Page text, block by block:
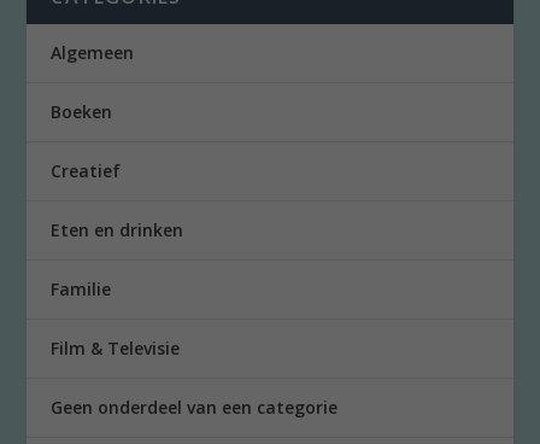
Algemeen
Boeken
Creatief
Eten en drinken
Familie
Film & Televisie
Geen onderdeel van een categorie